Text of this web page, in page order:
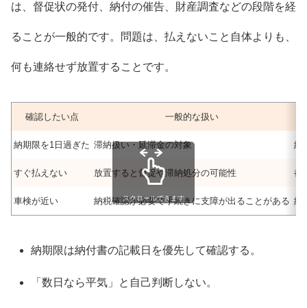
は、督促状の発付、納付の催告、財産調査などの段階を経
ることが一般的です。問題は、払えないこと自体よりも、
何も連絡せず放置することです。
確認したい点 一般的な扱い
納期限を1日過ぎた 滞納扱い・延滞金の対象 納
すぐ払えない 放置すると督促や滞納処分の可能性 都
車検が近い 納税確認が必要で手続きに支障が出ることがある 納
スクロールできます
納期限は納付書の記載日を優先して確認する。
「数日なら平気」と自己判断しない。